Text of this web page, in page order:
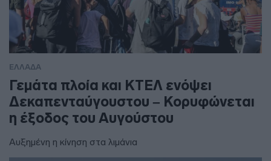
ΕΛΛΑΔΑ
Γεμάτα πλοία και ΚΤΕΛ ενόψει
Δεκαπενταύγουστου – Κορυφώνεται
η έξοδος του Αυγούστου
Αυξημένη η κίνηση στα λιμάνια